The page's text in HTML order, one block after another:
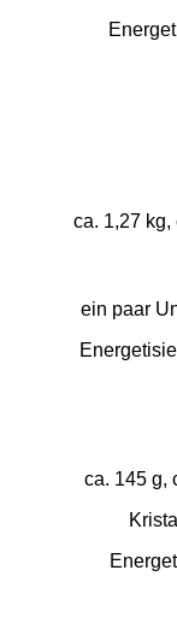
ca. 1,27 kg,
ein paar
ca. 145 g,